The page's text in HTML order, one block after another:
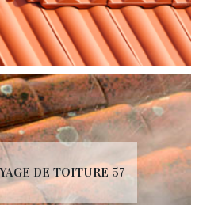
DE TOITURE 57